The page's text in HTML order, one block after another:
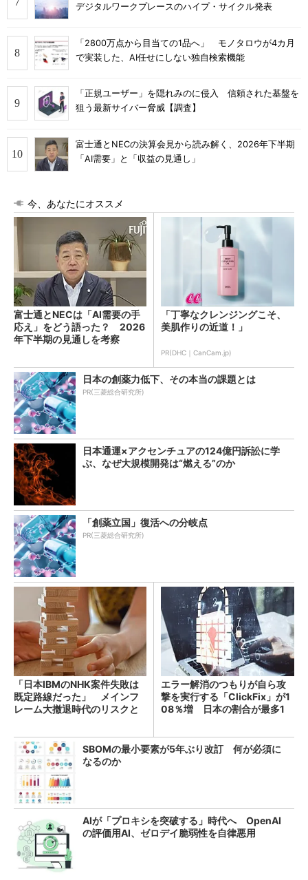
デジタルワークプレースのハイプ・サイクル発表
「2800万点から目当ての1品へ」 モノタロウが4カ月
で実装した、AI任せにしない独自検索機能
「正規ユーザー」を隠れみのに侵入 信頼された基盤を
狙う最新サイバー脅威【調査】
富士通とNECの決算会見から読み解く、2026年下半期
「AI需要」と「収益の見通し」
今、あなたにオススメ
富士通とNECは「AI需要の手
応え」をどう語った？ 2026
年下半期の見通しを考察
「丁寧なクレンジングこそ、
美肌作りの近道！」
PR(DHC｜CanCam.jp)
日本の創薬力低下、その本当の課題とは
PR(三菱総合研究所)
日本通運×アクセンチュアの124億円訴訟に学
ぶ、なぜ大規模開発は“燃える”のか
「創薬立国」復活への分岐点
PR(三菱総合研究所)
「日本IBMのNHK案件失敗は
既定路線だった」 メインフ
レーム大撤退時代のリスクと
エラー解消のつもりが自ら攻
撃を実行する「ClickFix」が1
08％増 日本の割合が最多1
SBOMの最小要素が5年ぶり改訂 何が必須に
なるのか
AIが「プロキシを突破する」時代へ OpenAI
の評価用AI、ゼロデイ脆弱性を自律悪用